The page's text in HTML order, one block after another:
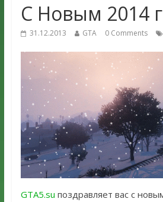
С Новым 2014
31.12.2013 GTA 0 Comments
GTA5.su поздравляет вас с